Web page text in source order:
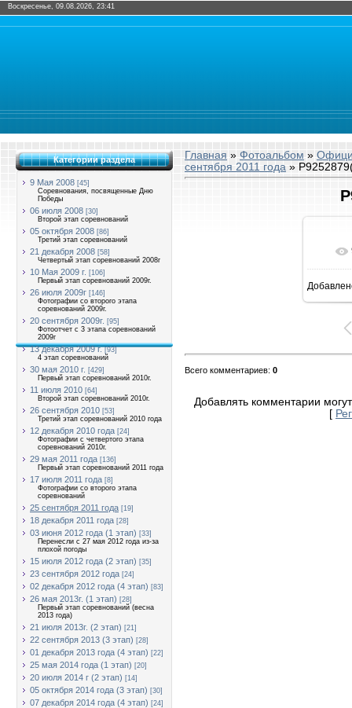
Воскресенье, 09.08.2026, 23:41
Категории раздела
9 Мая 2008 [45]
Соревнования, посвященные Дню
Победы
06 июля 2008 [30]
Второй этап соревнований
05 октября 2008 [86]
Третий этап соревнований
21 декабря 2008 [58]
Четвертый этап соревнований 2008г
10 Мая 2009 г. [106]
Первый этап соревнований 2009г.
26 июля 2009г [146]
Фотографии со второго этапа
соревнований 2009г.
20 сентября 2009г. [95]
Фотоотчет с 3 этапа соревнований
2009г
13 декабря 2009 г. [93]
4 этап соревнований
30 мая 2010 г. [429]
Первый этап соревнований 2010г.
11 июля 2010 [64]
Второй этап соревнований 2010г.
26 сентября 2010 [53]
Третий этап соревнований 2010 года
12 декабря 2010 года [24]
Фотографии с четвертого этапа
соревнований 2010г.
29 мая 2011 года [136]
Первый этап соревнований 2011 года
17 июля 2011 года [8]
Фотографии со второго этапа
соревнований
25 сентября 2011 года [19]
18 декабря 2011 года [28]
03 июня 2012 года (1 этап) [33]
Перенесли с 27 мая 2012 года из-за
плохой погоды
15 июля 2012 года (2 этап) [35]
23 сентября 2012 года [24]
02 декабря 2012 года (4 этап) [83]
26 мая 2013г. (1 этап) [28]
Первый этап соревнований (весна
2013 года)
21 июля 2013г. (2 этап) [21]
22 сентября 2013 (3 этап) [28]
01 декабря 2013 года (4 этап) [22]
25 мая 2014 года (1 этап) [20]
20 июля 2014 г (2 этап) [14]
05 октября 2014 года (3 этап) [30]
07 декабря 2014 года (4 этап) [24]
Главная » Фотоальбом »
сентября 2011 года »
Всего комментариев: 0
Добавлять комментарии
[